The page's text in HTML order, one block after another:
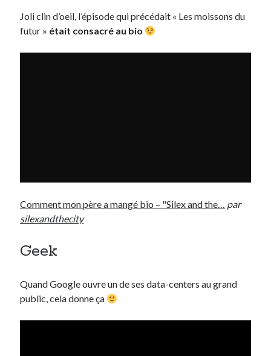
Joli clin d’oeil, l’épisode qui précédait « Les moissons du
futur » était consacré au bio
Comment mon père a mangé bio – "Silex and the… par
silexandthecity
Geek
Quand Google ouvre un de ses data-centers au grand
public, cela donne ça